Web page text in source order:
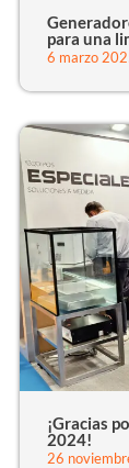
para una
6 marzo
¡Gracias
2024!
26